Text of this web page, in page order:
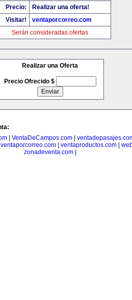
Precio:
Realizar una oferta!
Visitar!
ventaporcorreo.com
Serán consideradas ofertas
Realizar una Oferta
Precio Ofrecido $
| VentaDeCampos.com|
ventaporcorreo.com| ventaproductos.com|
zonadeventa.com|